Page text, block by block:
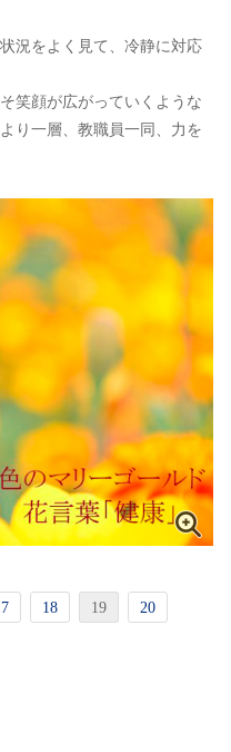
況をよく見て、冷静に対応
笑顔が広がっていくような
り一層、教職員一同、力を
18 19 20